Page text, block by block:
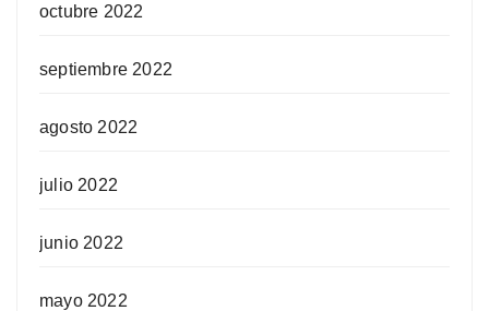
octubre 2022
septiembre 2022
agosto 2022
julio 2022
junio 2022
mayo 2022